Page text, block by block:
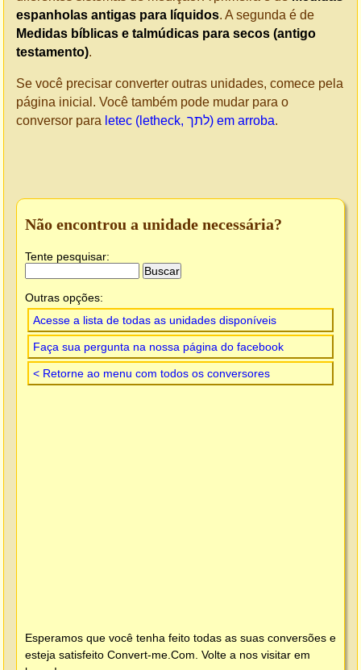
espanholas antigas para líquidos. A segunda é de
Medidas bíblicas e talmúdicas para secos (antigo
testamento).
Se você precisar converter outras unidades, comece pela
página inicial. Você também pode mudar para o
conversor para
letec (letheck, לתך) em arroba.
Não encontrou a unidade necessária?
Tente pesquisar:
Outras opções:
Acesse a lista de todas as unidades disponíveis
Faça sua pergunta na nossa página do facebook
< Retorne ao menu com todos os conversores
Esperamos que você tenha feito todas as suas conversões e
esteja satisfeito Convert-me.Com . Volte a nos visitar em